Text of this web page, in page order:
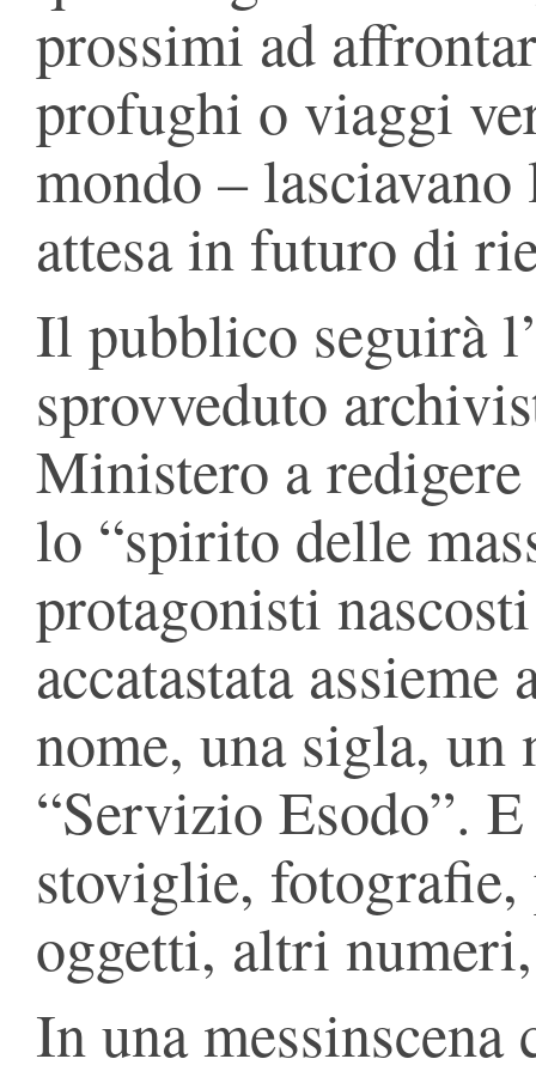
prossimi ad
profughi o viaggi
mondo –
attesa in futuro di
Il pubblico seguirà
sprovveduto
Ministero a
lo “spirito delle
protagonisti
accatastata
nome, una sigla, un
“Servizio Esodo”.
stoviglie,
oggetti, altri
In una messinscena